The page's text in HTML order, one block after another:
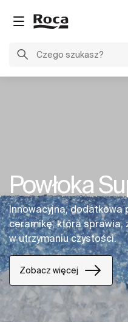
Powłoka
Innowacyjna, dodatkowa
ceramikę, która sprawia,
w utrzymaniu czystości.
Zobacz więcej